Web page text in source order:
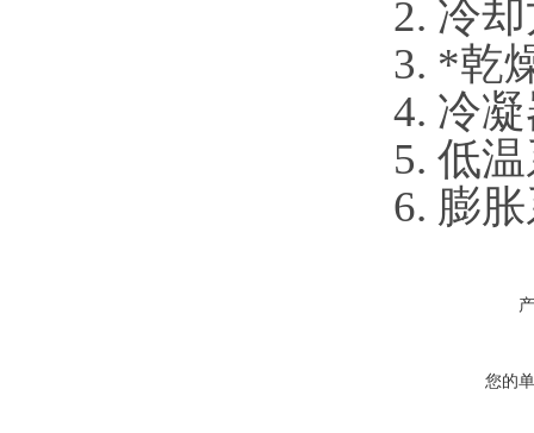
2. 冷
3. *乾
4. 冷
5. 低
6. 膨
您的